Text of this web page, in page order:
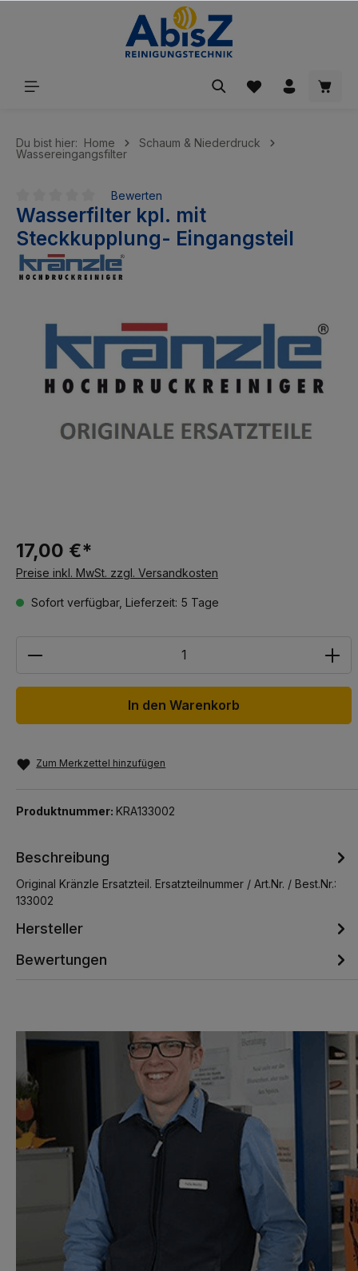
Du bist hier: Home
Schaum & Niederdruck
Wassereingangsfilter
Durchschnittliche Bewertung von 0 von 5 Sternen
Bewerten
Wasserfilter kpl. mit
Steckkupplung- Eingangsteil
17,00 €*
Preise inkl. MwSt. zzgl. Versandkosten
Sofort verfügbar, Lieferzeit: 5 Tage
In den Warenkorb
Zum Merkzettel hinzufügen
Produktnummer: KRA133002
Beschreibung
Original Kränzle Ersatzteil. Ersatzteilnummer / Art.Nr. / Best.Nr.:
133002
Hersteller
Bewertungen